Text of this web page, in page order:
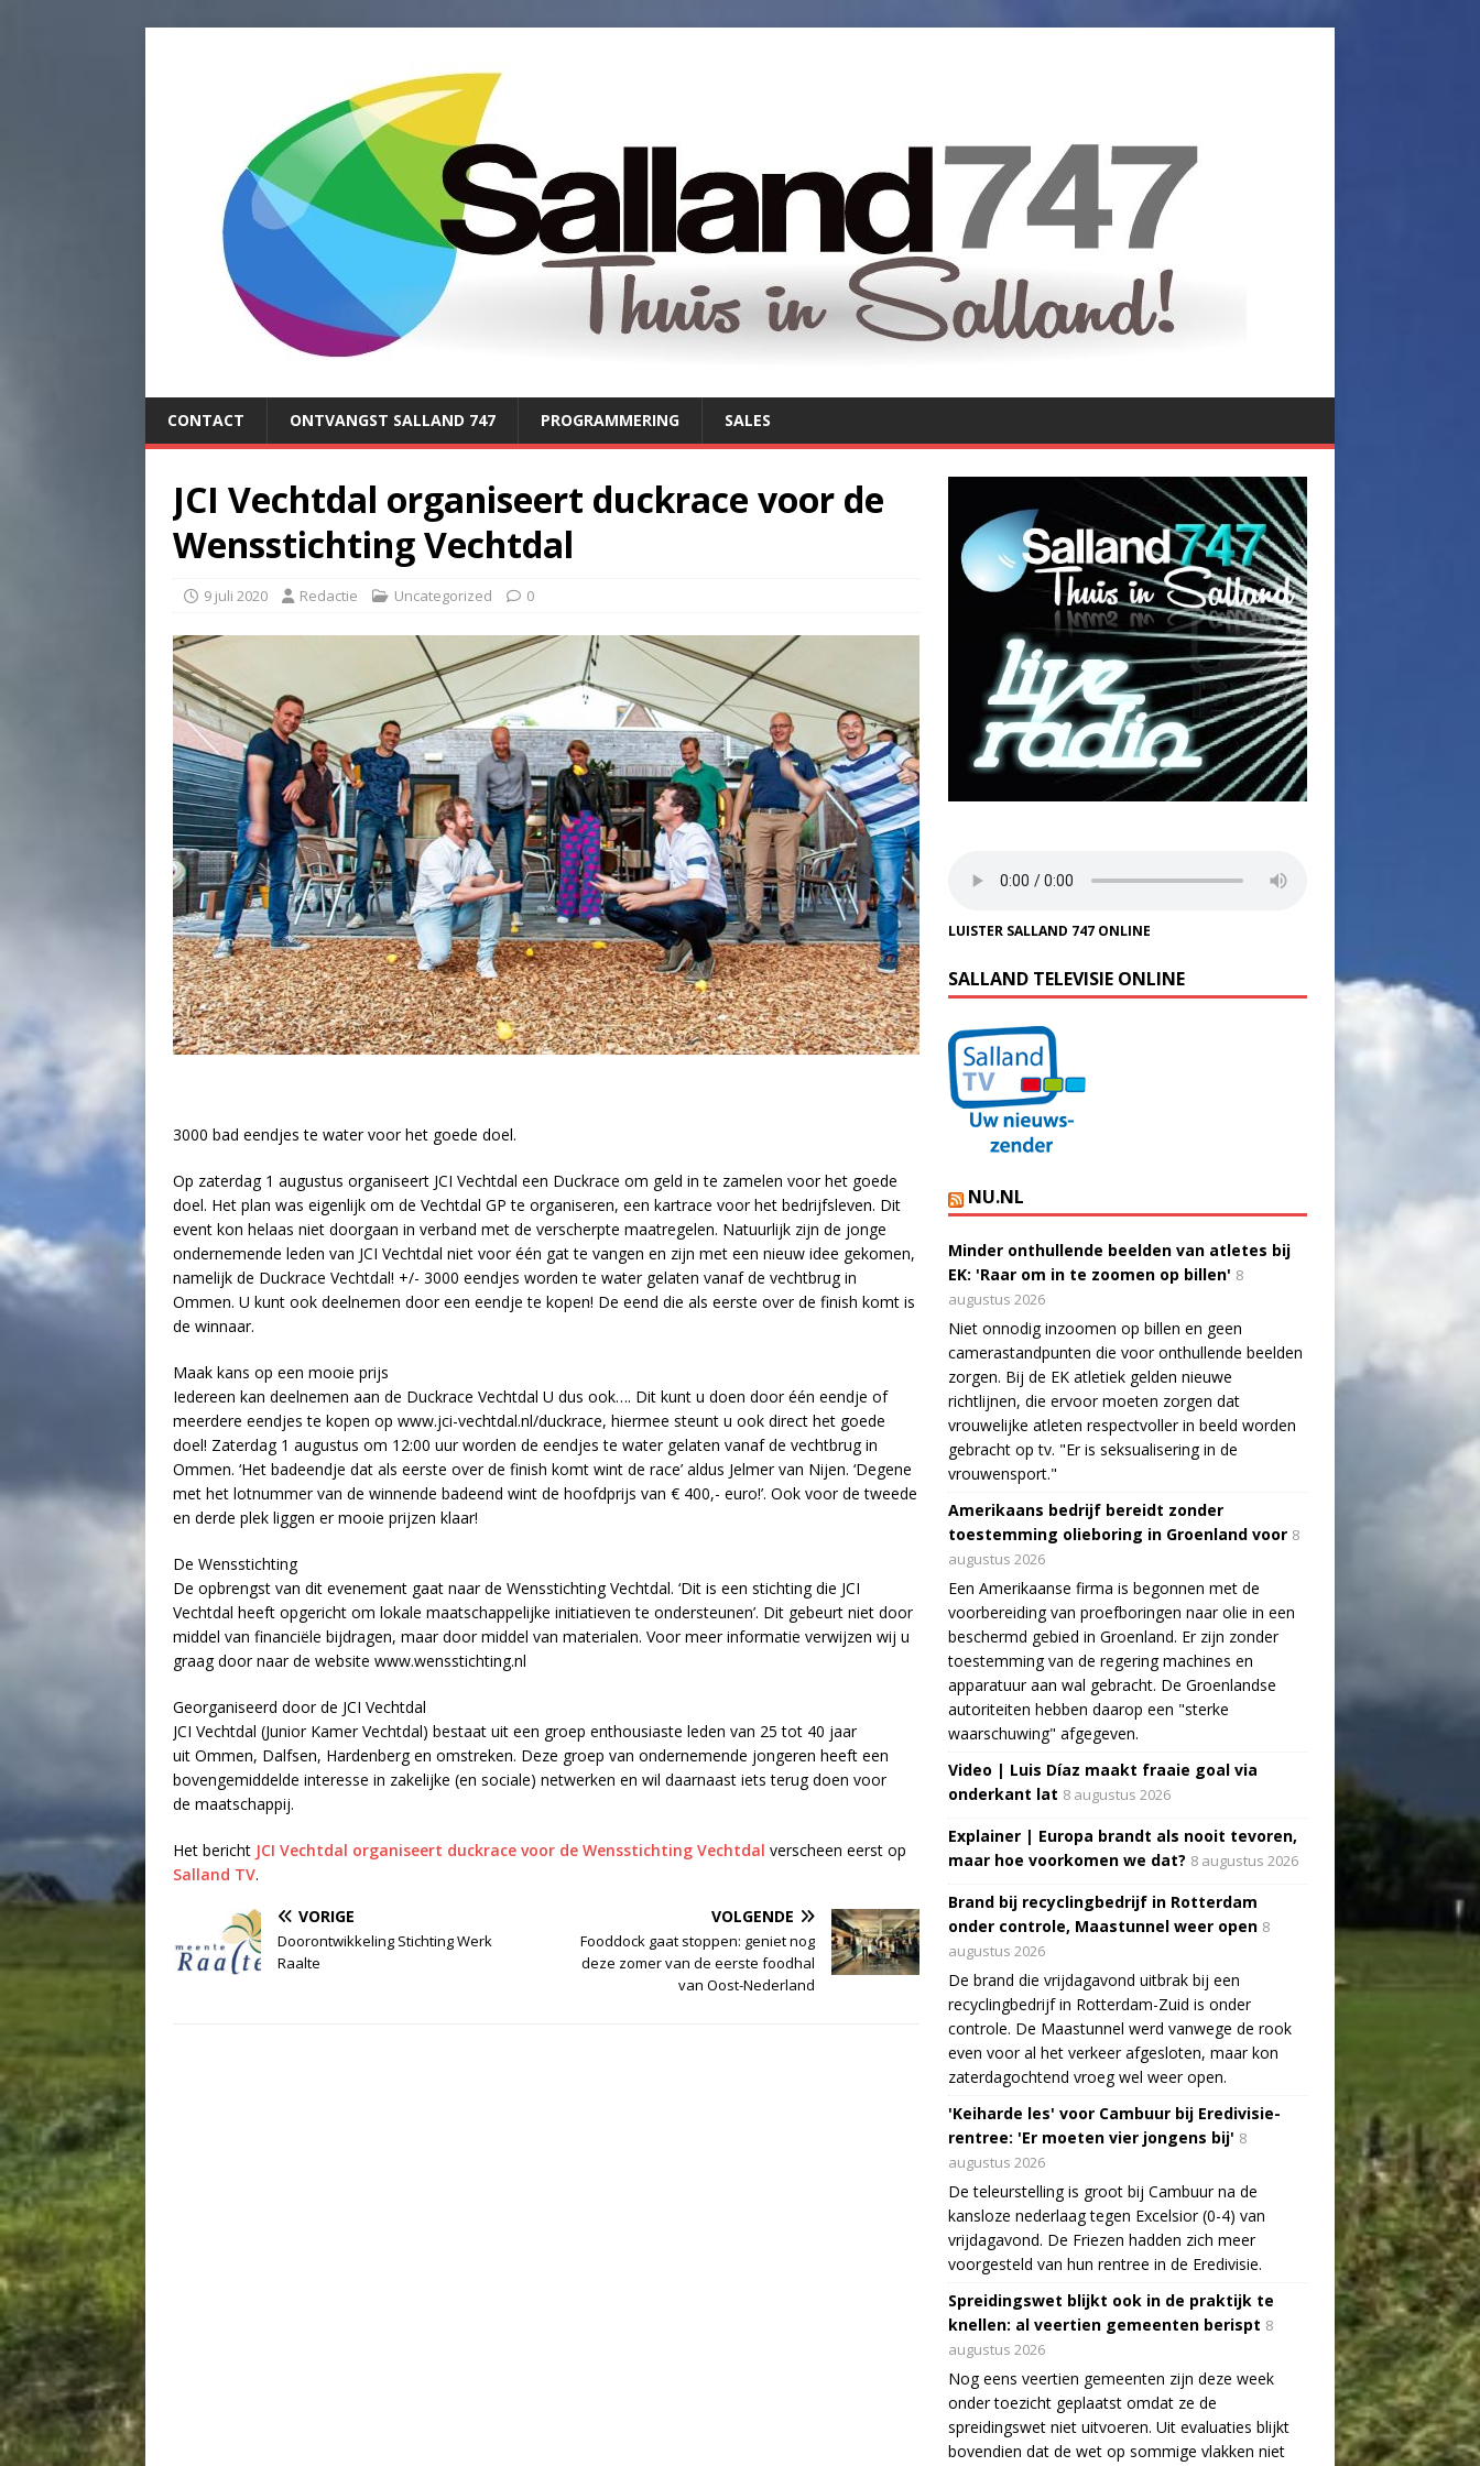
CONTACT ONTVANGST SALLAND 747 PROGRAMMERING SALES
JCI Vechtdal organiseert duckrace voor de
Wensstichting Vechtdal
9 juli 2020 Redactie Uncategorized 0
3000 bad eendjes te water voor het goede doel.
Op zaterdag 1 augustus organiseert JCI Vechtdal een Duckrace om geld in te zamelen voor het goede
doel. Het plan was eigenlijk om de Vechtdal GP te organiseren, een kartrace voor het bedrijfsleven. Dit
event kon helaas niet doorgaan in verband met de verscherpte maatregelen. Natuurlijk zijn de jonge
ondernemende leden van JCI Vechtdal niet voor één gat te vangen en zijn met een nieuw idee gekomen,
namelijk de Duckrace Vechtdal! +/- 3000 eendjes worden te water gelaten vanaf de vechtbrug in
Ommen. U kunt ook deelnemen door een eendje te kopen! De eend die als eerste over de finish komt is
de winnaar.
Maak kans op een mooie prijs
Iedereen kan deelnemen aan de Duckrace Vechtdal U dus ook…. Dit kunt u doen door één eendje of
meerdere eendjes te kopen op www.jci-vechtdal.nl/duckrace, hiermee steunt u ook direct het goede
doel! Zaterdag 1 augustus om 12:00 uur worden de eendjes te water gelaten vanaf de vechtbrug in
Ommen. ‘Het badeendje dat als eerste over de finish komt wint de race’ aldus Jelmer van Nijen. ‘Degene
met het lotnummer van de winnende badeend wint de hoofdprijs van € 400,- euro!’. Ook voor de tweede
en derde plek liggen er mooie prijzen klaar!
De Wensstichting
De opbrengst van dit evenement gaat naar de Wensstichting Vechtdal. ‘Dit is een stichting die JCI
Vechtdal heeft opgericht om lokale maatschappelijke initiatieven te ondersteunen’. Dit gebeurt niet door
middel van financiële bijdragen, maar door middel van materialen. Voor meer informatie verwijzen wij u
graag door naar de website www.wensstichting.nl
Georganiseerd door de JCI Vechtdal
JCI Vechtdal (Junior Kamer Vechtdal) bestaat uit een groep enthousiaste leden van 25 tot 40 jaar
uit Ommen, Dalfsen, Hardenberg en omstreken. Deze groep van ondernemende jongeren heeft een
bovengemiddelde interesse in zakelijke (en sociale) netwerken en wil daarnaast iets terug doen voor
de maatschappij.
Het bericht JCI Vechtdal organiseert duckrace voor de Wensstichting Vechtdal verscheen eerst op
Salland TV.
VORIGE
Doorontwikkeling Stichting Werk
Raalte
VOLGENDE
Fooddock gaat stoppen: geniet nog
deze zomer van de eerste foodhal
van Oost-Nederland
LUISTER SALLAND 747 ONLINE
SALLAND TELEVISIE ONLINE
NU.NL
Minder onthullende beelden van atletes bij
EK: 'Raar om in te zoomen op billen' 8
augustus 2026
Niet onnodig inzoomen op billen en geen
camerastandpunten die voor onthullende beelden
zorgen. Bij de EK atletiek gelden nieuwe
richtlijnen, die ervoor moeten zorgen dat
vrouwelijke atleten respectvoller in beeld worden
gebracht op tv. "Er is seksualisering in de
vrouwensport."
Amerikaans bedrijf bereidt zonder
toestemming olieboring in Groenland voor 8
augustus 2026
Een Amerikaanse firma is begonnen met de
voorbereiding van proefboringen naar olie in een
beschermd gebied in Groenland. Er zijn zonder
toestemming van de regering machines en
apparatuur aan wal gebracht. De Groenlandse
autoriteiten hebben daarop een "sterke
waarschuwing" afgegeven.
Video | Luis Díaz maakt fraaie goal via
onderkant lat 8 augustus 2026
Explainer | Europa brandt als nooit tevoren,
maar hoe voorkomen we dat? 8 augustus 2026
Brand bij recyclingbedrijf in Rotterdam
onder controle, Maastunnel weer open 8
augustus 2026
De brand die vrijdagavond uitbrak bij een
recyclingbedrijf in Rotterdam-Zuid is onder
controle. De Maastunnel werd vanwege de rook
even voor al het verkeer afgesloten, maar kon
zaterdagochtend vroeg wel weer open.
'Keiharde les' voor Cambuur bij Eredivisie-
rentree: 'Er moeten vier jongens bij' 8
augustus 2026
De teleurstelling is groot bij Cambuur na de
kansloze nederlaag tegen Excelsior (0-4) van
vrijdagavond. De Friezen hadden zich meer
voorgesteld van hun rentree in de Eredivisie.
Spreidingswet blijkt ook in de praktijk te
knellen: al veertien gemeenten berispt 8
augustus 2026
Nog eens veertien gemeenten zijn deze week
onder toezicht geplaatst omdat ze de
spreidingswet niet uitvoeren. Uit evaluaties blijkt
bovendien dat de wet op sommige vlakken niet